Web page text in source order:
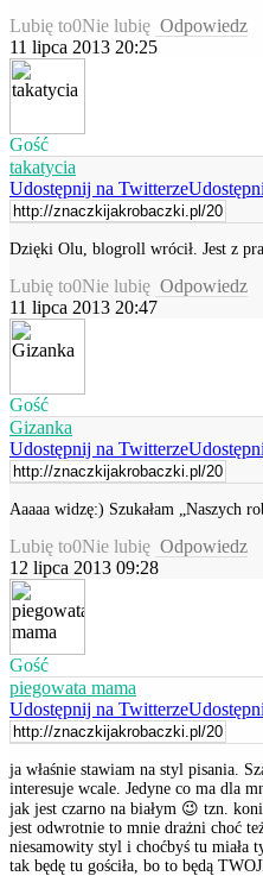
Lubię to0Nie lubię Odpowiedz
11 lipca 2013 20:25
Gość
takatycia
Udostępnij na Twitterze
Dzięki Olu, blogroll wrócił. Jest z
Lubię to0Nie lubię Odpowiedz
11 lipca 2013 20:47
Gość
Gizanka
Udostępnij na Twitterze
Aaaaa widzę:) Szukałam „Naszych
Lubię to0Nie lubię Odpowiedz
12 lipca 2013 09:28
Gość
piegowata mama
Udostępnij na Twitterze
ja właśnie stawiam na styl pisania.
interesuje wcale. Jedyne co ma dla
jak jest czarno na białym 😉 tzn.
jest odwrotnie to mnie drażni choć
niesamowity styl i choćbyś tu miała
tak będę tu gościła, bo to będą